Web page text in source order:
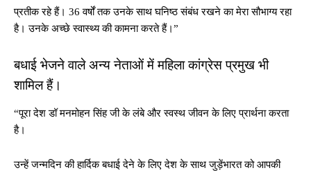
प्रतीक रहे हैं। 36 वर्षों तक उनके साथ घनिष्ठ संबंध रखने का मेरा सौभाग्य रहा
है। उनके अच्छे स्वास्थ्य की कामना करते हैं।”
बधाई भेजने वाले अन्य नेताओं में महिला कांग्रेस प्रमुख भी
शामिल हैं।
“पूरा देश डॉ मनमोहन सिंह जी के लंबे और स्वस्थ जीवन के लिए प्रार्थना करता
है।
उन्हें जन्मदिन की हार्दिक बधाई देने के लिए देश के साथ जुड़ेंभारत को आपकी